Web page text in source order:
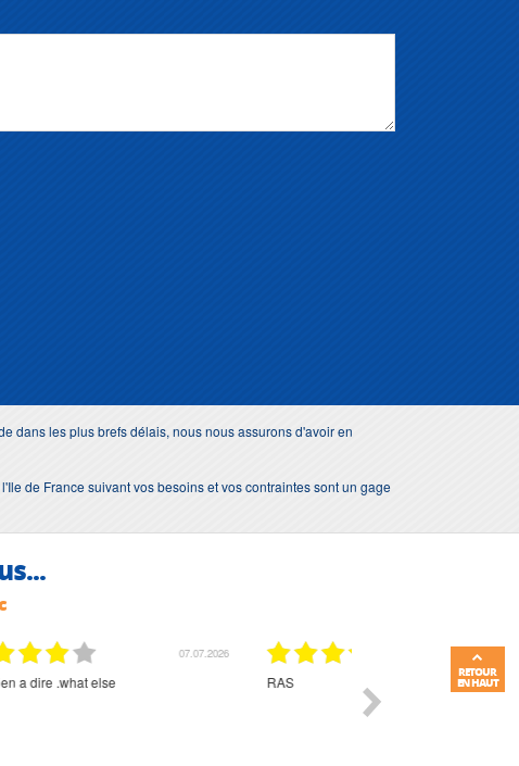
dans les plus brefs délais, nous nous assurons d'avoir en
de France suivant vos besoins et vos contraintes sont un gage
01.07.2026
Commande et délais parfait Très bon suivi et très
RETOUR
EN HAUT